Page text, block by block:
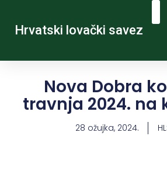
Hrvatski lovački savez
Nova Dobra
travnja 2024. na
28 ožujka, 2024.